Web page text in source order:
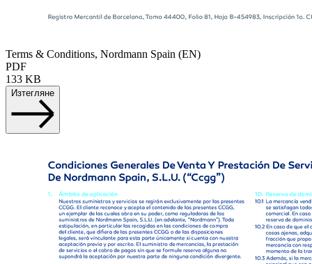
Terms & Conditions, Nordmann Spain (EN)
PDF
133 KB
Изтегляне